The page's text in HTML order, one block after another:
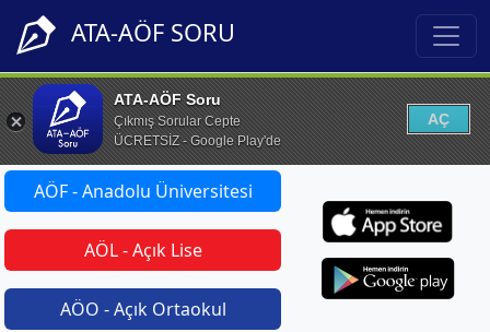
ATA-AÖF SORU
ATA-AÖF Soru
Çıkmış Sorular Cepte
ÜCRETSİZ - Google Play'de
AÇ
AÖF - Anadolu Üniversitesi
AÖL - Açık Lise
AÖO - Açık Ortaokul